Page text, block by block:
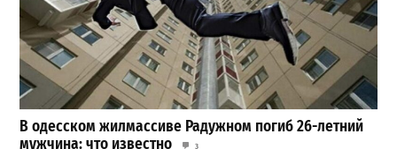
В одесском жилмассиве Радужном погиб 26-летний
мужчина: что известно
3